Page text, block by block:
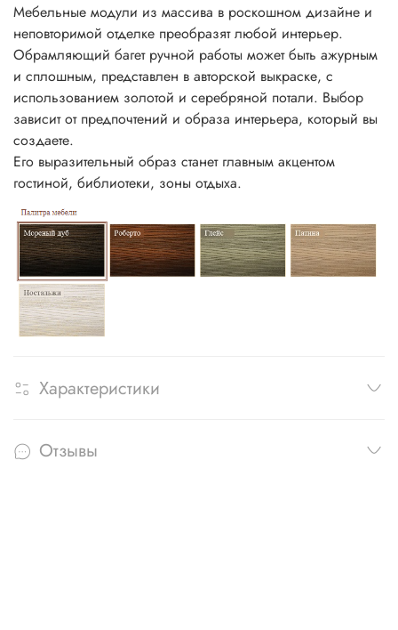
Мебельные модули из массива в роскошном дизайне и
неповторимой отделке преобразят любой интерьер.
Обрамляющий багет ручной работы может быть ажурным
и сплошным, представлен в авторской выкраске, с
использованием золотой и серебряной потали. Выбор
зависит от предпочтений и образа интерьера, который вы
создаете.
Его выразительный образ станет главным акцентом
гостиной, библиотеки, зоны отдыха.
Характеристики
Отзывы